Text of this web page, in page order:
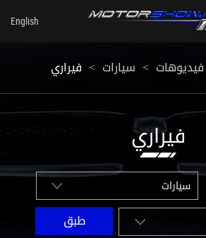
فيديوهات < سيارات < فيراري
فيراري